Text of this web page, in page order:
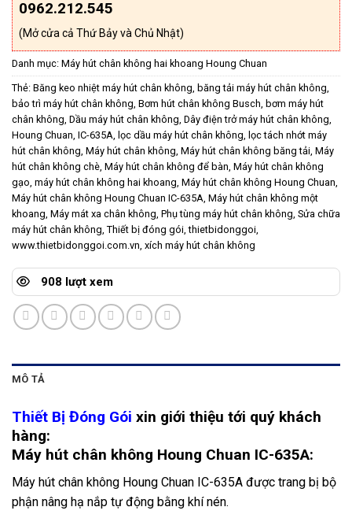
0962.212.545
(Mở cửa cả Thứ Bảy và Chủ Nhật)
Danh mục: Máy hút chân không hai khoang Houng Chuan
Thẻ: Băng keo nhiệt máy hút chân không, băng tải máy hút chân không,
bảo trì máy hút chân không, Bơm hút chân không Busch, bơm máy hút
chân không, Dầu máy hút chân không, Dây điện trở máy hút chân không,
Houng Chuan, IC-635A, lọc dầu máy hút chân không, lọc tách nhớt máy
hút chân không, Máy hút chân không, Máy hút chân không băng tải, Máy
hút chân không chè, Máy hút chân không để bàn, Máy hút chân không
gạo, máy hút chân không hai khoang, Máy hút chân không Houng Chuan,
Máy hút chân không Houng Chuan IC-635A, Máy hút chân không một
khoang, Máy mát xa chân không, Phụ tùng máy hút chân không, Sửa chữa
máy hút chân không, Thiết bị đóng gói,thietbidonggoi,
www.thietbidonggoi.com.vn, xích máy hút chân không
908 lượt xem
MÔ TẢ
Thiết Bị Đóng Gói xin giới thiệu tới quý khách
hàng:
Máy hút chân không Houng Chuan IC-635A:
Máy hút chân không Houng Chuan IC-635A được trang bị bộ
phận nâng hạ nắp tự động bằng khí nén.